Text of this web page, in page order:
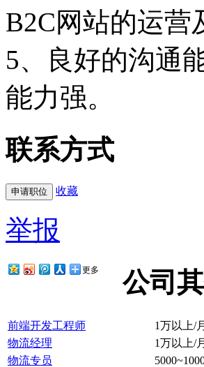
B2C网站的运营
5、良好的沟通
能力强。
联系方式
收藏
举报
更多 公司
前端开发工程师 1万以上/月
物流经理
1万以上/月
物流专员